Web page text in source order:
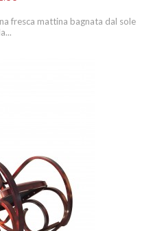
fresca mattina bagnata dal sole